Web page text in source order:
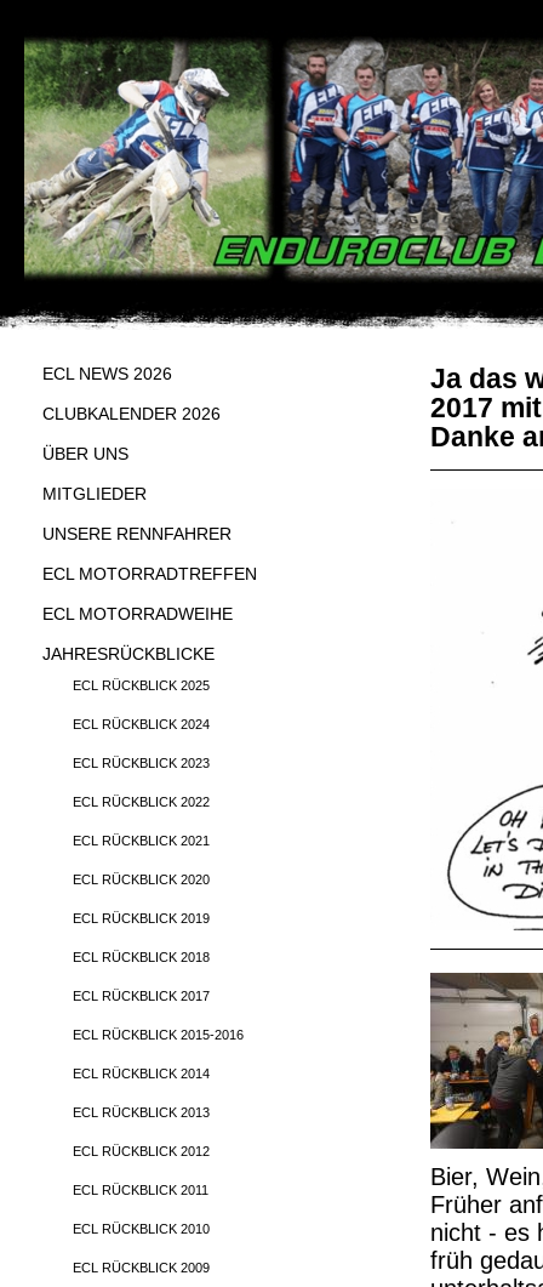
Ja das
2017
Danke
Bier,
Früher
nicht - es
früh
ECL NEWS 2026
CLUBKALENDER 2026
ÜBER UNS
MITGLIEDER
UNSERE RENNFAHRER
ECL MOTORRADTREFFEN
ECL MOTORRADWEIHE
JAHRESRÜCKBLICKE
ECL RÜCKBLICK 2025
ECL RÜCKBLICK 2024
ECL RÜCKBLICK 2023
ECL RÜCKBLICK 2022
ECL RÜCKBLICK 2021
ECL RÜCKBLICK 2020
ECL RÜCKBLICK 2019
ECL RÜCKBLICK 2018
ECL RÜCKBLICK 2017
ECL RÜCKBLICK 2015-2016
ECL RÜCKBLICK 2014
ECL RÜCKBLICK 2013
ECL RÜCKBLICK 2012
ECL RÜCKBLICK 2011
ECL RÜCKBLICK 2010
ECL RÜCKBLICK 2009